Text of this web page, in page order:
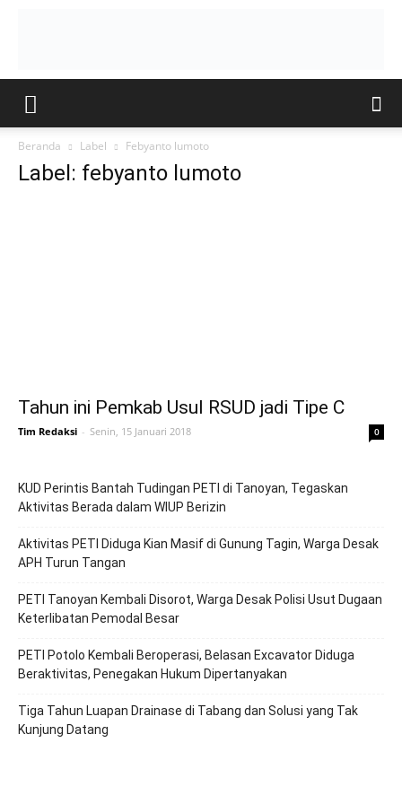
Beranda Label Febyanto lumoto
Label: febyanto lumoto
Tahun ini Pemkab Usul RSUD jadi Tipe C
Tim Redaksi - Senin, 15 Januari 2018 0
KUD Perintis Bantah Tudingan PETI di Tanoyan, Tegaskan
Aktivitas Berada dalam WIUP Berizin
Aktivitas PETI Diduga Kian Masif di Gunung Tagin, Warga Desak
APH Turun Tangan
PETI Tanoyan Kembali Disorot, Warga Desak Polisi Usut Dugaan
Keterlibatan Pemodal Besar
PETI Potolo Kembali Beroperasi, Belasan Excavator Diduga
Beraktivitas, Penegakan Hukum Dipertanyakan
Tiga Tahun Luapan Drainase di Tabang dan Solusi yang Tak
Kunjung Datang